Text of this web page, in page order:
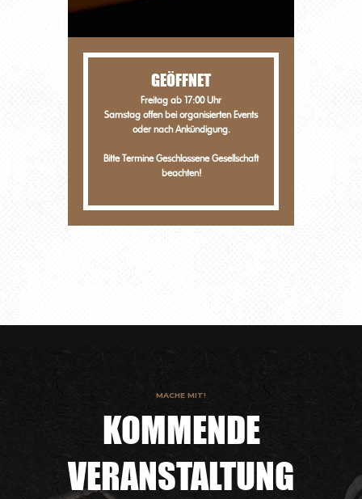
GEÖFFNET
Freitag ab 17:00 Uhr
Samstag offen bei organisierten Events
oder nach Ankündigung.
Bitte TermineGeschlossene Gesellschaft
beachten!
MACHE MIT!
KOMMENDE
VERANSTALTUNG